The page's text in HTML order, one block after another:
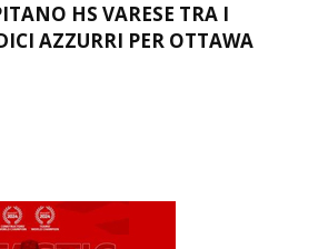
HS VARESE TRA I
AZZURRI PER OTTAWA